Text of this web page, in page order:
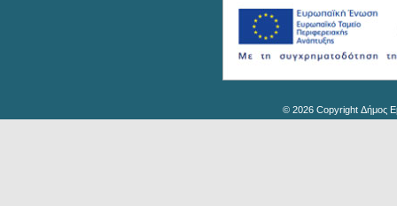
© 2026 Copyright Δήμος